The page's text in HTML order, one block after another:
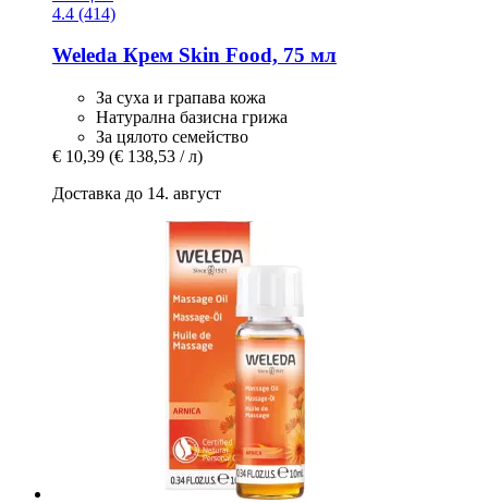
4.4 (414)
Weleda Крем Skin Food, 75 мл
За суха и грапава кожа
Натурална базисна грижа
За цялото семейство
€ 10,39 (€ 138,53 / л)
Доставка до 14. август